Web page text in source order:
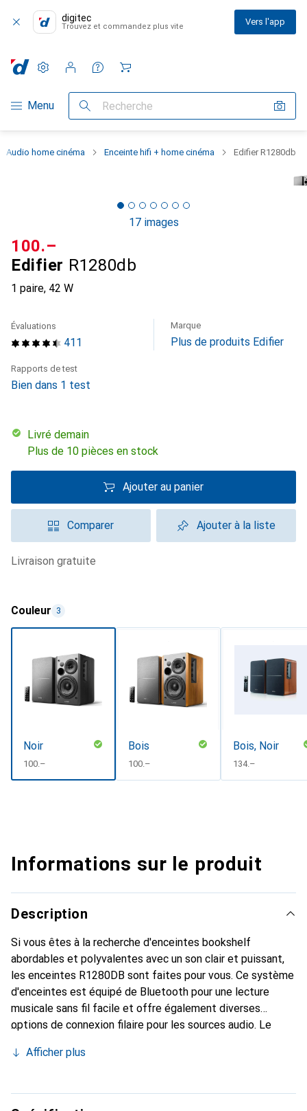
digitec
Trouvez et commandez plus vite Vers l'app
Navigation par catégorie
Menu Recherche
Paramètres
Compte client
Listes de comparaison
Listes d'envies
Panier
Audio home cinéma Enceinte hifi + home cinéma Edifier R1280db
17 images
Edifier R1280db
1 paire, 42 W
CHF
100.–
411
Évaluations Marque
Plus de produits Edifier
Rapports de test
Bien dans 1 test
Livré demain
Plus de 10 pièces en stock
Ajouter au panier
Comparer Ajouter à la liste
livraison gratuite
Couleur 3
Noir
CHF
100.–
Bois
CHF
100.–
Bois, Noir
CHF
134.–
Informations sur le produit
Description
Si vous êtes à la recherche d'enceintes bookshelf
abordables et polyvalentes avec un son clair et puissant,
les enceintes R1280DB sont faites pour vous. Ce système
d'enceintes est équipé de Bluetooth pour une lecture
musicale sans fil facile et offre également diverses
options de connexion filaire pour les sources audio. Le
à l'avant produit des basses robustes et riches. Les hautes
aux médiums, elles créent un son chaud et plein. Le
système d'enceintes R1280DB se compose d'une enceinte
Afficher plus